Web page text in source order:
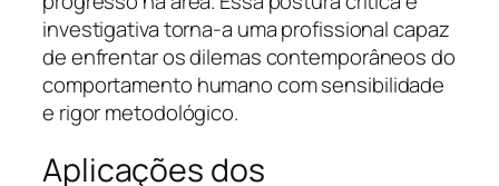
investigativa torna-a uma profissional capaz
de enfrentar os dilemas contemporâneos do
comportamento humano com sensibilidade
e rigor metodológico.
Aplicações dos